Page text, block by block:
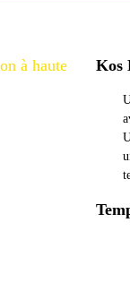
à haute
Kos